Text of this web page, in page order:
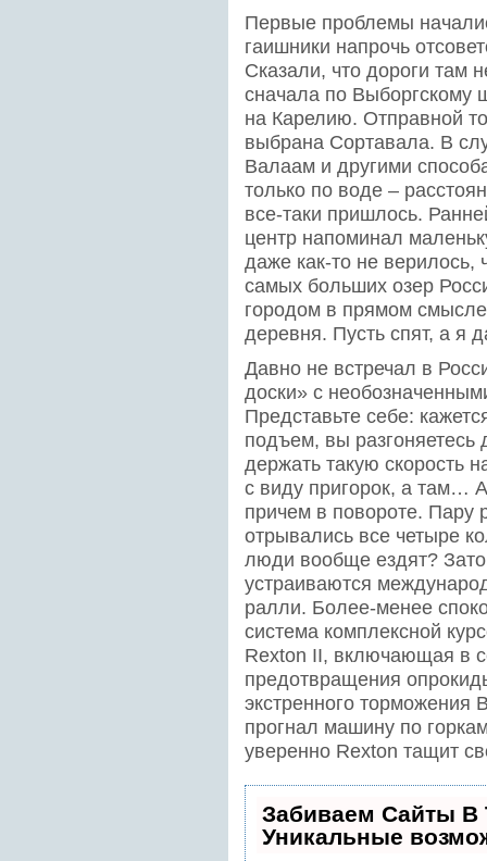
Первые проблемы
гаишники напрочь
Сказали, что дороги там
сначала по Выборгскому
на Карелию. Отправной
выбрана Сортавала. В
Валаам и другими
только по воде –
все-таки пришлось.
центр напоминал
даже как-то не верилось,
самых больших озер
городом в прямом
деревня. Пусть спят, а я
Давно не встречал в
доски» с
Представьте себе:
подъем, вы разгоняетесь
держать такую скорость
с виду пригорок, а там…
причем в повороте. Пару
отрывались все четыре
люди вообще ездят?
устраиваются
ралли. Более-менее
система комплексной
Rexton II, включающая в
предотвращения
экстренного торможения
прогнал машину по
уверенно Rexton тащит
Забиваем Сайты
Уникальные